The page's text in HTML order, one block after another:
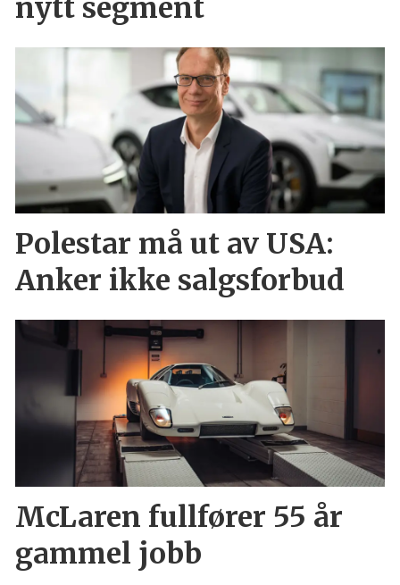
nytt segment
Polestar må ut av USA:
Anker ikke salgsforbud
McLaren fullfører 55 år
gammel jobb